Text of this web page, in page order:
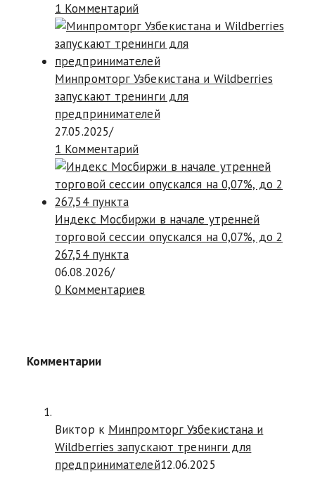
1 Комментарий
Минпромторг Узбекистана и Wildberries
запускают тренинги для
предпринимателей
27.05.2025/
1 Комментарий
Индекс Мосбиржи в начале утренней
торговой сессии опускался на 0,07%, до 2
267,54 пункта
06.08.2026/
0 Комментариев
Комментарии
Виктор к Минпромторг Узбекистана и
Wildberries запускают тренинги для
предпринимателей12.06.2025